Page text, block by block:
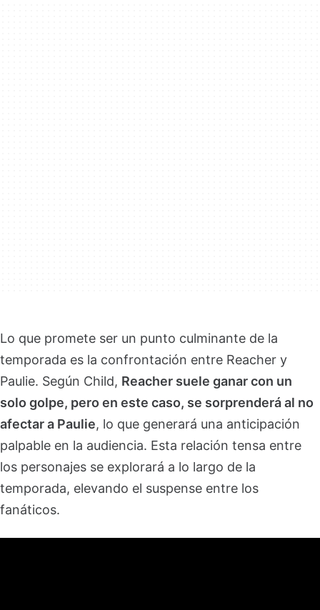
Lo que promete ser un punto culminante de la
temporada es la confrontación entre Reacher y
Paulie. Según Child, Reacher suele ganar con un
solo golpe, pero en este caso, se sorprenderá al no
afectar a Paulie, lo que generará una anticipación
palpable en la audiencia. Esta relación tensa entre
los personajes se explorará a lo largo de la
temporada, elevando el suspense entre los
fanáticos.